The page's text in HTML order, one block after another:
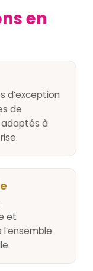
en
d’exception
de
à
et